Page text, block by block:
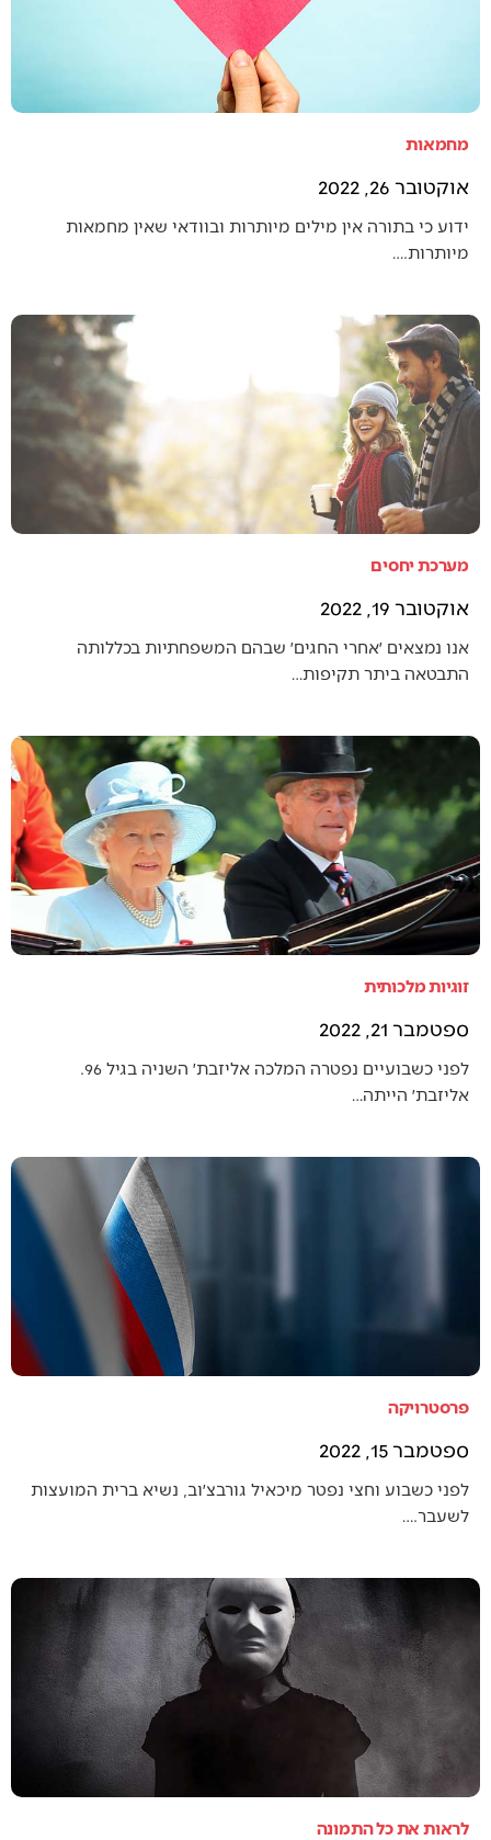
מחמאות
אוקטובר 26, 2022
ידוע כי בתורה אין מילים מיותרות ובוודאי שאין מחמאות
מיותרות.…
מערכת יחסים
אוקטובר 19, 2022
אנו נמצאים ׳אחרי החגים׳ שבהם המשפחתיות בכללותה
התבטאה ביתר תקיפות…
זוגיות מלכותית
ספטמבר 21, 2022
לפני כשבועיים נפטרה המלכה אליזבת׳ השניה בגיל 96.
אליזבת׳ הייתה…
פרסטרויקה
ספטמבר 15, 2022
לפני כשבוע וחצי נפטר מיכאיל גורבצ׳וב, נשיא ברית המועצות
לשעבר.…
לראות את כל התמונה